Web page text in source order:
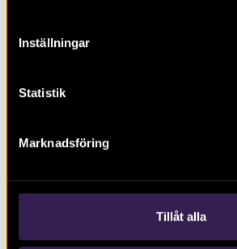
Inställningar
Statistik
Marknadsföring
Tillåt alla
Krokeks kyrka, Kolmården